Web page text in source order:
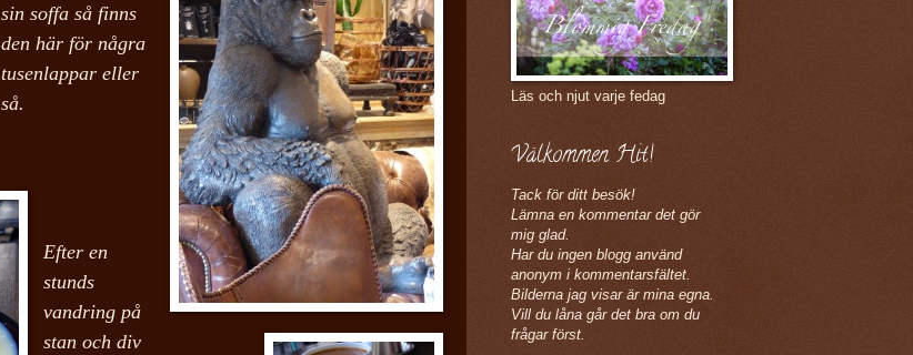
sin soffa så finns
den här för några
tusenlappar eller
så.
Efter en
stunds
vandring på
stan och div
Läs och njut varje fedag
Välkommen Hit!
Tack för ditt besök!
Lämna en kommentar det gör
mig glad.
Har du ingen blogg använd
anonym i kommentarsfältet.
Bilderna jag visar är mina egna.
Vill du låna går det bra om du
frågar först.